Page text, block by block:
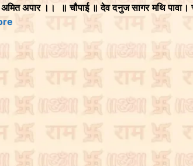
अपार ।। ॥ चौपाई ॥ देव दनुज सागर मथि